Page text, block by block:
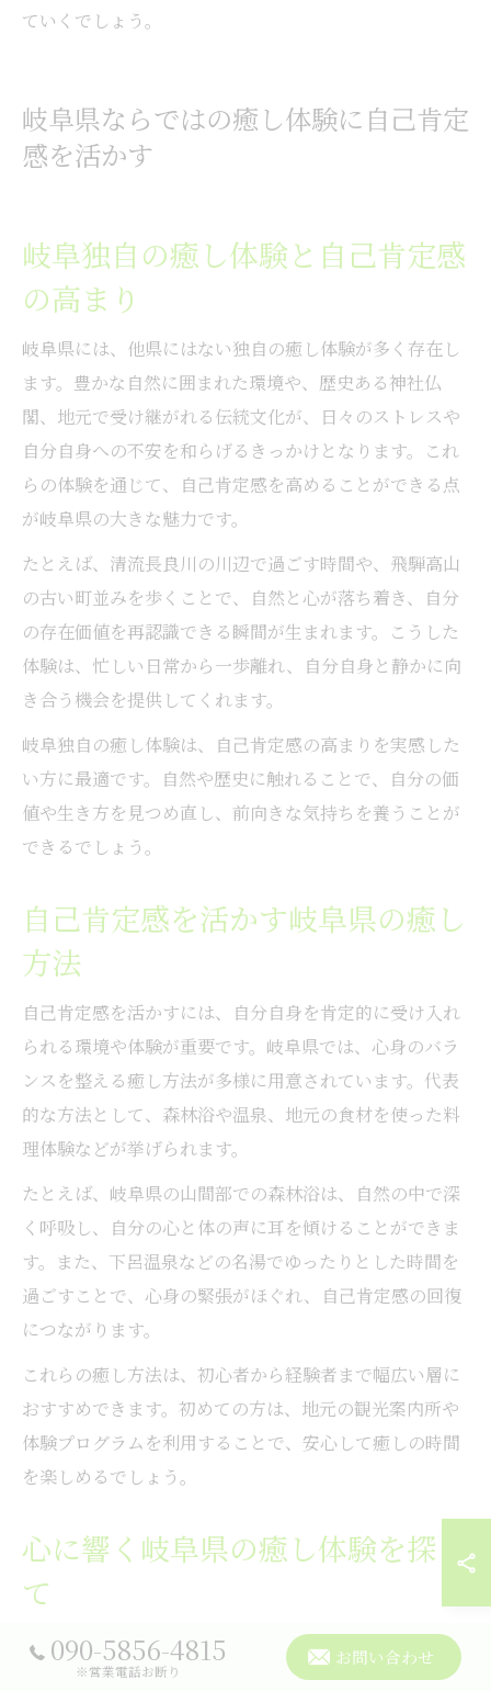
ていくでしょう。
岐阜県ならではの癒し体験に自己肯定
感を活かす
岐阜独自の癒し体験と自己肯定感
の高まり
岐阜県には、他県にはない独自の癒し体験が多く存在し
ます。豊かな自然に囲まれた環境や、歴史ある神社仏
閣、地元で受け継がれる伝統文化が、日々のストレスや
自分自身への不安を和らげるきっかけとなります。これ
らの体験を通じて、自己肯定感を高めることができる点
が岐阜県の大きな魅力です。
たとえば、清流長良川の川辺で過ごす時間や、飛騨高山
の古い町並みを歩くことで、自然と心が落ち着き、自分
の存在価値を再認識できる瞬間が生まれます。こうした
体験は、忙しい日常から一歩離れ、自分自身と静かに向
き合う機会を提供してくれます。
岐阜独自の癒し体験は、自己肯定感の高まりを実感した
い方に最適です。自然や歴史に触れることで、自分の価
値や生き方を見つめ直し、前向きな気持ちを養うことが
できるでしょう。
自己肯定感を活かす岐阜県の癒し
方法
自己肯定感を活かすには、自分自身を肯定的に受け入れ
られる環境や体験が重要です。岐阜県では、心身のバラ
ンスを整える癒し方法が多様に用意されています。代表
的な方法として、森林浴や温泉、地元の食材を使った料
理体験などが挙げられます。
たとえば、岐阜県の山間部での森林浴は、自然の中で深
く呼吸し、自分の心と体の声に耳を傾けることができま
す。また、下呂温泉などの名湯でゆったりとした時間を
過ごすことで、心身の緊張がほぐれ、自己肯定感の回復
につながります。
これらの癒し方法は、初心者から経験者まで幅広い層に
おすすめできます。初めての方は、地元の観光案内所や
体験プログラムを利用することで、安心して癒しの時間
を楽しめるでしょう。
心に響く岐阜県の癒し体験を探し
て
「自分に合った癒し体験を見つけたい」と感じる方に
は、岐阜県の多様な体験型観光が最適です。岐阜県に
090-5856-4815
※営業電話お断り
お問い合わせ